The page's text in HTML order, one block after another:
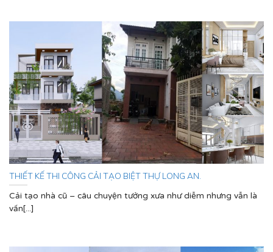
THIẾT KẾ THI CÔNG CẢI TẠO BIỆT THỰ LONG AN.
Cải tạo nhà cũ – câu chuyện tưởng xưa như diễm nhưng vẫn là
vấn[...]